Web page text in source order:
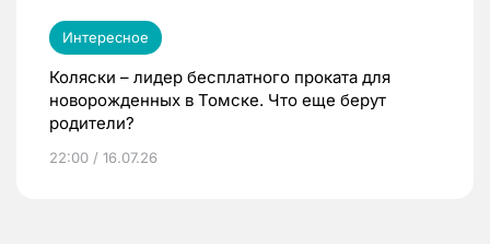
Интересное
Коляски – лидер бесплатного проката для
новорожденных в Томске. Что еще берут
родители?
22:00 / 16.07.26